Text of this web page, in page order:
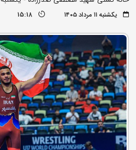
یکشنبه ۱۱ مرداد ۱۴۰۵ 15:18